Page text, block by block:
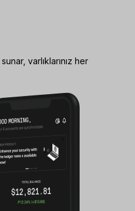
varlıklarınız her